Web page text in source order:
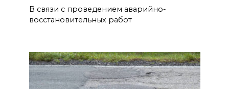
В связи с проведением аварийно-
восстановительных работ